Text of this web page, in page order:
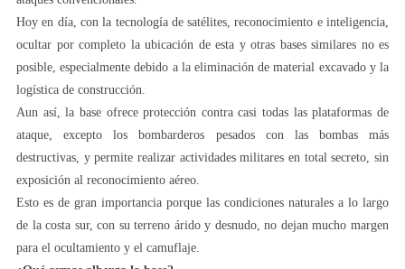
Hoy en día, con la tecnología de satélites, reconocimiento e inteligencia,
ocultar por completo la ubicación de esta y otras bases similares no es
posible, especialmente debido a la eliminación de material excavado y la
logística de construcción.
Aun así, la base ofrece protección contra casi todas las plataformas de
ataque, excepto los bombarderos pesados con las bombas más
destructivas, y permite realizar actividades militares en total secreto, sin
exposición al reconocimiento aéreo.
Esto es de gran importancia porque las condiciones naturales a lo largo
de la costa sur, con su terreno árido y desnudo, no dejan mucho margen
para el ocultamiento y el camuflaje.